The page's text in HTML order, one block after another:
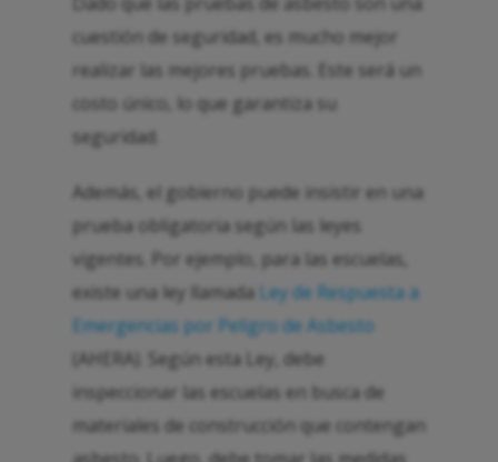
cuestión de seguridad, es mucho mejor
realizar las mejores pruebas. Este será un
costo único, lo que garantiza su
seguridad.
Además, el gobierno puede insistir en una
prueba obligatoria según las leyes
vigentes. Por ejemplo, para las escuelas,
existe una ley llamada Ley de Respuesta a
Emergencias por Peligro de Asbesto
(AHERA). Según esta Ley, debe
inspeccionar las escuelas en busca de
materiales de construcción que contengan